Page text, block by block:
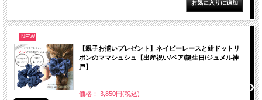
NEW
【親子お揃いプレゼント】ネイビーレースと紺ドットリ
ボンのママシュシュ【出産祝い/ペア/誕生日/ジュメル神
戸】
価格： 3,850円(税込)